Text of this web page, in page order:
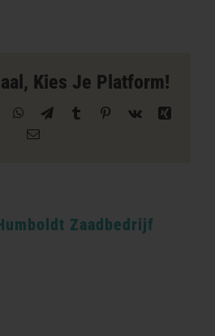
Supply
-
East
Peoria
Winkel
Kies Je Platform!
WhatsApp
TelegramTumblr Pinterest
Vk
Xing
E-
Zaadbedrijf